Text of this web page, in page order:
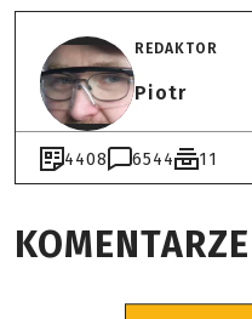
REDAKTOR
Piotr
4408 6544 11
KOMENTARZE